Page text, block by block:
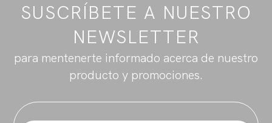
SUSCRÍBETE A NUESTRO
NEWSLETTER
para mentenerte informado acerca de nuestro
producto y promociones.